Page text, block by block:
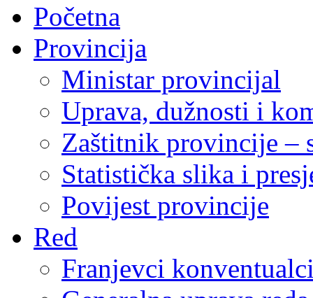
Početna
Provincija
Ministar provincijal
Uprava, dužnosti i
Zaštitnik provincije –
Statistička slika i
Povijest provincije
Red
Franjevci